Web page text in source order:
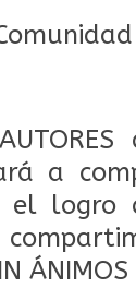
a
el logro
ÁNIMOS